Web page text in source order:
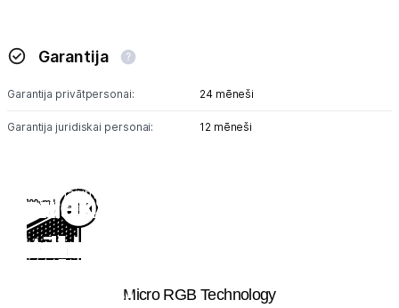
Garantija
Garantija privātpersonai: 24 mēneši
Garantija juridiskai personai: 12 mēneši
Micro RGB Technology
Attēla kvalitāte
Salīdzinājumā ar 2026 Neo QLED 4K (NQ4 AI procesors)
Vairāk par
attēla
Vairāk par
Samsung
Vision AI
Spēļu pieredze
Vairāk par
spēļu
Vairāk par
skaņu
Baudi 7
gadus
Vairāk par
One UI Tizen
Vairāk par
SmartThings